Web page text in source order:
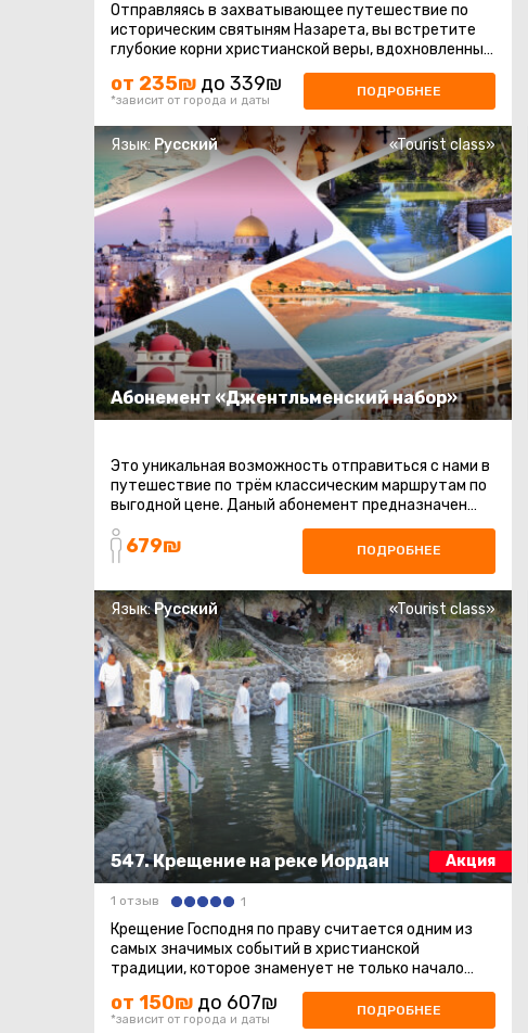
Отправляясь в захватывающее путешествие по
историческим святыням Назарета, вы встретите
глубокие корни христианской веры, вдохновленные
величием моментов, связанных ...
от 235₪ до 339₪
*зависит от города и даты
ПОДРОБНЕЕ
Абонемент «Джентльменский набор»
Язык:Русский «Tourist class»
Это уникальная возможность отправиться с нами в
путешествие по трём классическим маршрутам по
выгодной цене. Даный абонемент предназначен
для тех, кто хочет увидеть ...
679₪ ПОДРОБНЕЕ
547. Крещение на реке Иордан Акция
Язык:Русский «Tourist class»
1 отзыв 1
Крещение Господня по праву считается одним из
самых значимых событий в христианской
традиции, которое знаменует не только начало
миссии Сына Божия на земле, но и явление ...
от 150₪ до 607₪
*зависит от города и даты
ПОДРОБНЕЕ